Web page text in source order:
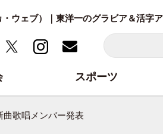
ウェブ）｜東洋一のグラビア＆活字
歌唱メンバー発表
スポーツ